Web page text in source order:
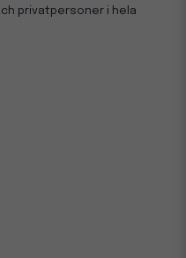
privatpersoner i hela